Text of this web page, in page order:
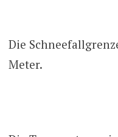
Die
Meter.